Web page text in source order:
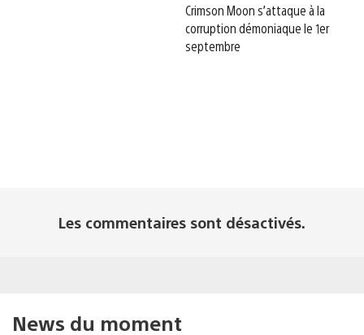
Crimson Moon s’attaque à la
corruption démoniaque le 1er
septembre
Les commentaires sont désactivés.
News du moment